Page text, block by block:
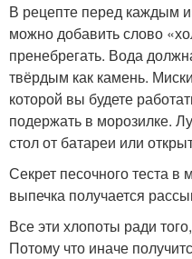
В рецепте перед каждым
можно добавить слово
пренебрегать. Вода
твёрдым как камень.
которой вы будете
подержать в морозилке.
стол от батареи или
Секрет песочного теста
выпечка получается
Все эти хлопоты ради
Потому что иначе